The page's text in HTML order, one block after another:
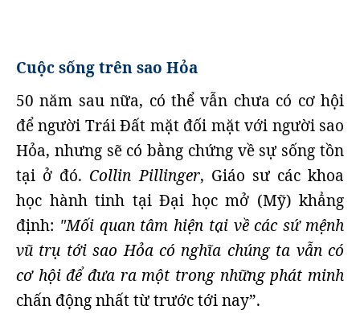
Cuộc sống trên sao Hỏa
50 năm sau nữa, có thể vẫn chưa có cơ hội
để người Trái Đất mặt đối mặt với người sao
Hỏa, nhưng sẽ có bằng chứng về sự sống tồn
tại ở đó. Collin Pillinger, Giáo sư các khoa
học hành tinh tại Đại học mở (Mỹ) khẳng
định: "Mối quan tâm hiện tại về các sứ mệnh
vũ trụ tới sao Hỏa có nghĩa chúng ta vẫn có
cơ hội để đưa ra một trong những phát minh
chấn động nhất từ trước tới nay”.